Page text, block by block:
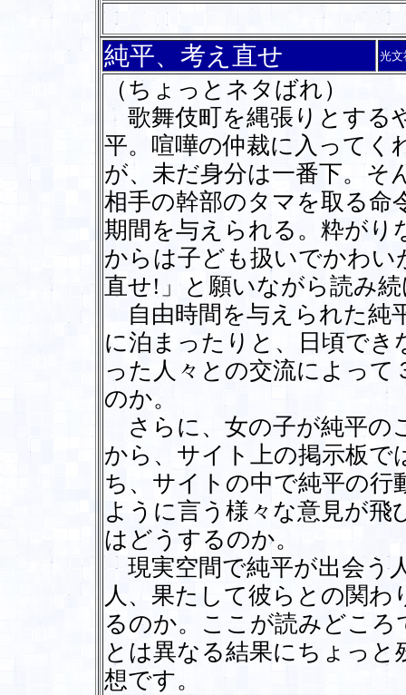
純平、考え直せ 光文
（ちょっとネタばれ）
歌舞伎町を縄張りとする
平。喧嘩の仲裁に入ってく
が、未だ身分は一番下。そ
相手の幹部のタマを取る命
期間を与えられる。粋がり
からは子ども扱いでかわ
直せ!」と願いながら読み
自由時間を与えられた純
に泊まったりと、日頃で
った人々との交流によって
のか。
さらに、女の子が純平の
から、サイト上の掲示板で
ち、サイトの中で純平の行
ように言う様々な意見が
はどうするのか。
現実空間で純平が出会う
人、果たして彼らとの関
るのか。ここが読みどこ
とは異なる結果にちょっ
想です。